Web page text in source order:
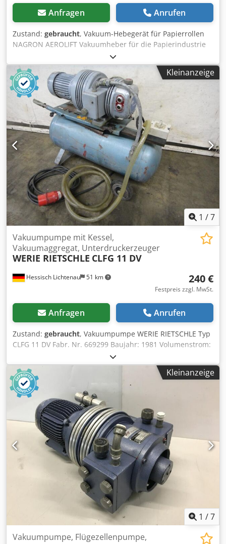
Anfragen Anrufen
Zustand: gebraucht, Vakuum-Hebegerät für Papierrollen
NAGRON AEROLIFT Vakuumheber für die Papierindustrie
Woudenberg Holland Typ R96-20 Fabr. Nr. 9745 Baujahr
1999 Traglast 2000 kg Zentrierdorn Ø 90 mm Saugfläche
Aussendurchmesser 850 mm (plus Dichtung) Saugfläche
Innendurchmesser 250 mm (minus Dichtung)
Dichtungsbreite 50 mm Saugfläche 0,5 m2 Unterdruck min.
-800 mbar Saugvermögen ca. 100 m³/h pro Vakuumpumpe
Motorleistung 2x 2,2 kW Netzanschluß 400 Volt, 50 Hz - 2
Stück Rietschle Vakuumverdichter, Typ VCE 100
Abmessung Ø x H 1600 x 2250 mm Höhe mit Zentrierdorn
2500 mm Gesamthöhe im Transportgestell 2950 mm
Dedpfx Afsdzqc Is Tskr Eigengewicht 2,5 ton.
Kleinanzeige
1 /7
Hessisch Lichtenau 51 km
Vakuumpumpe mit Kessel,
Vakuumaggregat, Unterdruckerzeuger
WERIE RIETSCHLE CLFG 11 DV
240 €
Festpreis zzgl. MwSt.
Anfragen Anrufen
Zustand: gebraucht, Vakuumpumpe WERIE RIETSCHLE Typ
CLFG 11 DV Fabr. Nr. 669299 Baujahr: 1981 Volumenstrom:
10 m3/h Unterdruck: 0,95 bar Dsdpfsykaunox Af Tskr
Kesselgröße: 40 Liter Motorleistung: 0,37 kW
Motordrehzahl: 1450 U/min. Netzanschluß: 380 Volt, 50 Hz
Abmessung L x B x H: 850 x 650 x 350 mm Gewicht: 60 kg
Kleinanzeige
1 /7
Vakuumpumpe, Flügezellenpumpe,